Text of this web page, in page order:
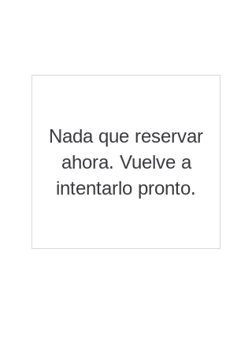
Nada que reservar
ahora. Vuelve a
intentarlo pronto.